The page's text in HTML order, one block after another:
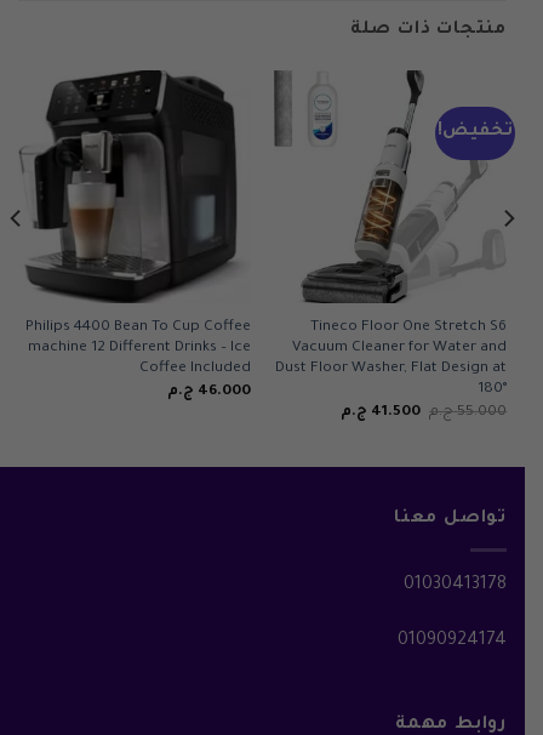
منتجات ذات صلة
تخفيض!
Tineco Floor One Stretch S6
Vacuum Cleaner for Water and
Dust Floor Washer, Flat Design at
180°
55.000 ج.م السعر
41.500 ج.مالسعر
Philips 4400 Bean To Cup Coffee
machine 12 Different Drinks – Ice
Coffee Included
46.000 ج.م
تواصل معنا
01030413178
01090924174
روابط مهمة